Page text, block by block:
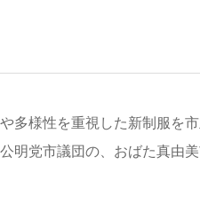
多様性を重視した新制服を
明党市議団の、おばた真由